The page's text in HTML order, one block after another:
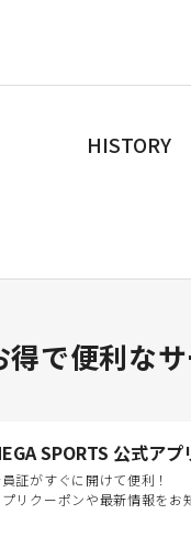
HISTORY
得で便利な
SPORTS 公式アプ
証がすぐに開けて便利！
リクーポンや最新情報をお